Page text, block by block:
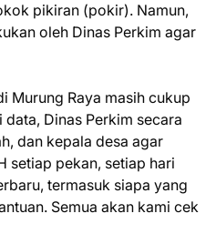
pikiran (pokir). Namun,
oleh Dinas Perkim agar
Murung Raya masih cukup
Dinas Perkim secara
dan kepala desa agar
setiap pekan, setiap hari
termasuk siapa yang
Semua akan kami cek